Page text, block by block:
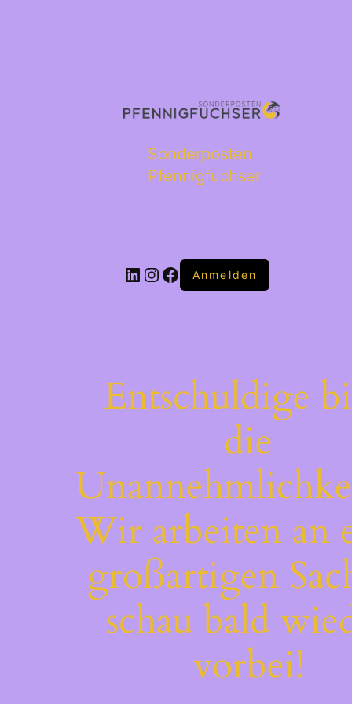
Sonderposten
Pfennigfuchser
Anmelden
Entschuldige
die
Wir arbeiten an
großartigen
schau bald
vorbei!